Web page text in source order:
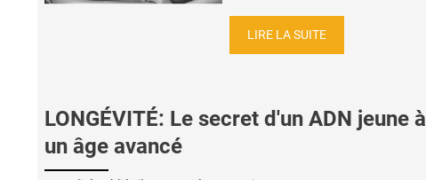
LIRE LA SUITE
LONGÉVITÉ: Le secret d'un ADN jeune à
un âge avancé